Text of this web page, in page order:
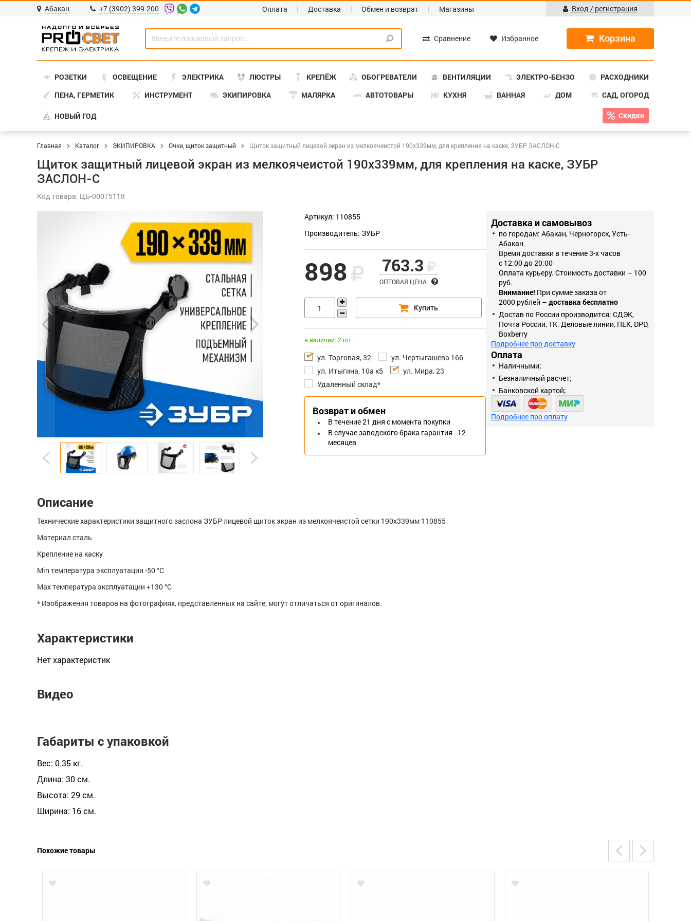
Абакан +7 (3902) 399-200 Оплата Доставка Обмен и возврат Магазины Вход / регистрация
Сравнение Избранное
РОЗЕТКИ ОСВЕЩЕНИЕ ЭЛЕКТРИКА ЛЮСТРЫ КРЕПЁЖ ОБОГРЕВАТЕЛИ ВЕНТИЛЯЦИИ ЭЛЕКТРО-БЕНЗО
РАСХОДНИКИ
ПЕНА, ГЕРМЕТИК
ИНСТРУМЕНТ ЭКИПИРОВКА МАЛЯРКА АВТОТОВАРЫ КУХНЯ ВАННАЯ ДОМ САД, ОГОРОД
НОВЫЙ ГОД Скидки
Главная Каталог ЭКИПИРОВКА Очки, щиток защитный Щиток защитный лицевой экран из мелкоячеистой 190х339мм, для крепления на каске, ЗУБР ЗАСЛОН-С
Щиток защитный лицевой экран из мелкоячеистой 190х339мм, для крепления на каске, ЗУБР
ЗАСЛОН-С
Код товара: ЦБ-00075118
Артикул: 110855
Производитель: ЗУБР
898 763.3
ОПТОВАЯ ЦЕНА
в наличии: 2 шт.
ул. Торговая, 32
ул. Чертыгашева 166
ул. Итыгина, 10а к5
ул. Мира, 23
Удаленный склад*
Возврат и обмен
В течение 21 дня с момента покупки
В случае заводского брака гарантия - 12
месяцев
Доставка и самовывоз
по городам: Абакан, Черногорск, Усть-
Абакан.
Время доставки в течение 3-х часов
с 12:00 до 20:00
Оплата курьеру. Стоимость доставки – 100
руб.
Внимание! При сумме заказа от
2000 рублей – доставка бесплатно
Достав по России производится: СДЭК,
Почта России, ТК. Деловые линии, ПЕК, DPD,
Boxberry
Подробнее про доставку
Оплата
Наличными;
Безналичный расчет;
Банковской картой;
Подробнее про оплату
Описание
Технические характеристики защитного заслона ЗУБР лицевой щиток экран из мелкоячеистой сетки 190x339мм 110855
Материал сталь
Крепление на каску
Min температура эксплуатации -50 °С
Max температура эксплуатации +130 °С
* Изображения товаров на фотографиях, представленных на сайте, могут отличаться от оригиналов.
Характеристики
Нет xарактеристик
Видео
Габариты с упаковкой
Вес: 0.35 кг.
Длина: 30 см.
Высота: 29 см.
Ширина: 16 см.
Похожие товары